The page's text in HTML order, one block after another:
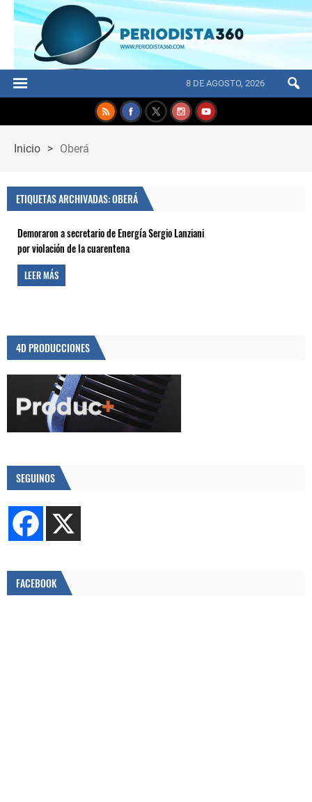
8 DE AGOSTO, 2026
Inicio > Oberá
ETIQUETAS ARCHIVADAS: OBERÁ
Demoraron a secretario de Energía Sergio Lanziani
por violación de la cuarentena
LEER MÁS
4D PRODUCCIONES
SEGUINOS
FACEBOOK